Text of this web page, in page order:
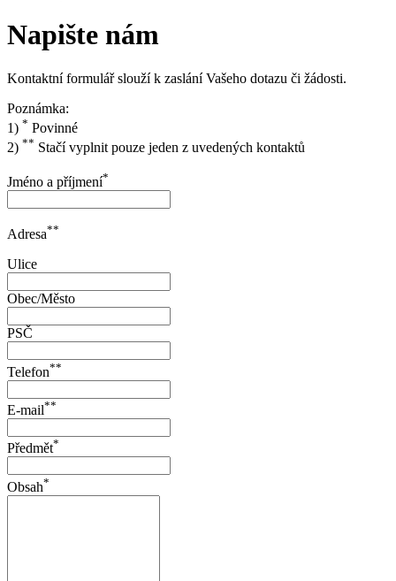
Napište nám
Kontaktní formulář slouží k zaslání Vašeho dotazu či žádosti.
Poznámka:
1) * Povinné
2) ** Stačí vyplnit pouze jeden z uvedených kontaktů
Jméno a příjmení*
Adresa**
Ulice
Obec/Město
PSČ
Telefon**
E-mail**
Předmět*
Obsah*